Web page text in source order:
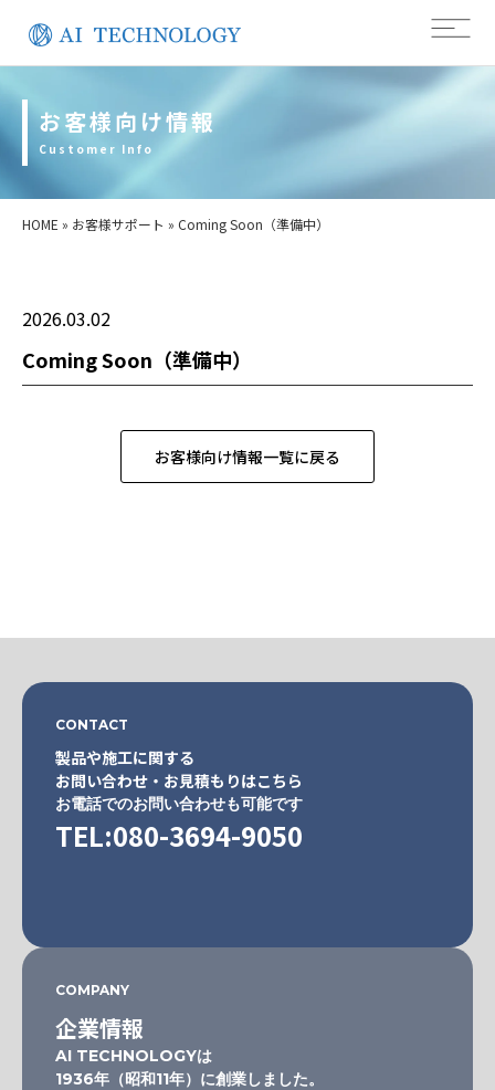
お客様向け情報
Customer Info
HOME » お客様サポート » Coming Soon（準備中）
2026.03.02
Coming Soon（準備中）
お客様向け情報一覧に戻る
CONTACT
製品や施工に関する
お問い合わせ・お見積もりはこちら
お電話でのお問い合わせも可能です
TEL:080-3694-9050
COMPANY
企業情報
AI TECHNOLOGYは
1936年（昭和11年）に創業しました。